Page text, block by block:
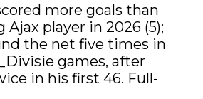
more goals than
Ajax player in 2026 (5);
the net five times in
games, after
in his first 46. Full-